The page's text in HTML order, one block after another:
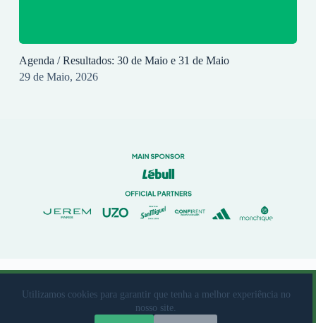
Utilizamos cookies para garantir que tenha a melhor experiência no
nosso site.
Agenda / Resultados: 30 de Maio e 31 de Maio
29 de Maio, 2026
© 2023 Rio Ave Futebol Clube Desenvolvido porbrandit
Livro de Reclamações|Termos de Utilização